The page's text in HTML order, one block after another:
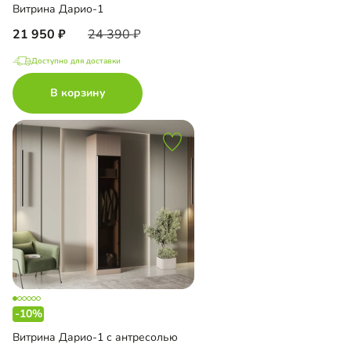
Витрина Дарио-1
21 950 24 390
Доступно для доставки
В корзину
-10%
Витрина Дарио-1 с антресолью